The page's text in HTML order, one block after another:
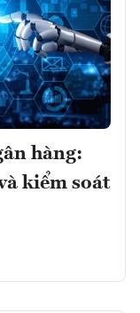
hàng:
kiểm soát